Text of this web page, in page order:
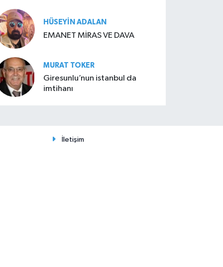
HÜSEYIN ADALAN
EMANET MİRAS VE DAVA
MURAT TOKER
Giresunlu’nun istanbul da
imtihanı
İletişim